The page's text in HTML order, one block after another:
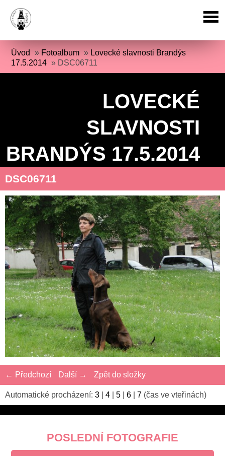
Úvod » Fotoalbum » Lovecké slavnosti Brandýs
17.5.2014 » DSC06711
LOVECKÉ
SLAVNOSTI
BRANDÝS 17.5.2014
DSC06711
← Předchozí Další → Zpět do složky
Automatické procházení: 3 4 5 6 7 (čas ve vteřinách)
POSLEDNÍ FOTOGRAFIE